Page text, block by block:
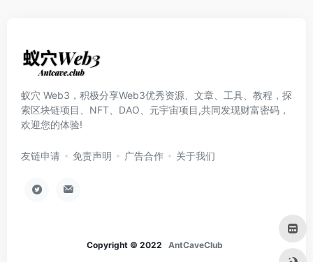
蚁穴 Web3，积极分享Web3优秀资源、文章、工具、教程，探
索区块链项目、NFT、DAO、元宇宙项目,共同发现财富密码，
欢迎您的体验!
友链申请 免责声明 广告合作 关于我们
Copyright © 2022 AntCaveClub